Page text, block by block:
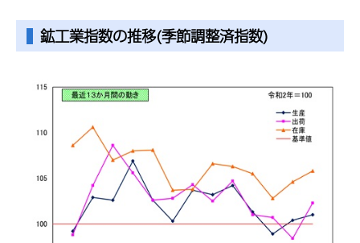
鉱工業指数の推移(季節調整済指数)